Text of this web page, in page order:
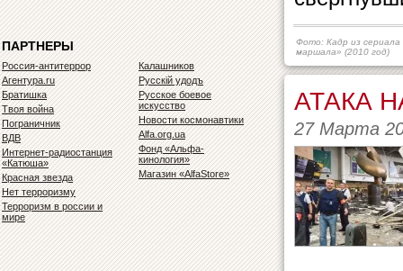
ПАРТНЕРЫ
Россия-антитеррор
Агентура.ru
Братишка
Твоя война
Пограничник
ВДВ
Интернет-радиостанция
«Катюша»
Красная звезда
Нет терроризму
Терроризм в россии и
мире
Калашников
Русскiй удодъ
Русское боевое
искусство
Новости космонавтики
Alfa.org.ua
Фонд «Альфа-
кинология»
Магазин «AlfaStore»
Фото: Кадр из сериала
маршала» (2010 год)
АТАКА
27 Марта